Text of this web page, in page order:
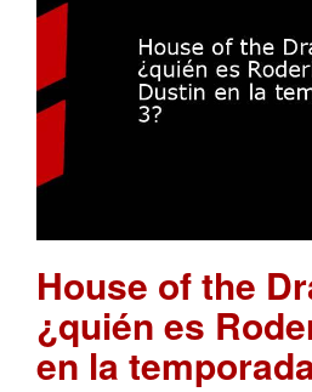
House of the
¿quién es
en la